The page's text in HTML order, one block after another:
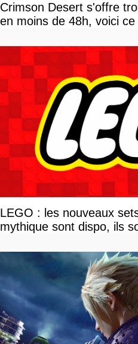
Crimson Desert s'offre
en moins de 48h, voici
LEGO : les nouveaux
mythique sont dispo, ils